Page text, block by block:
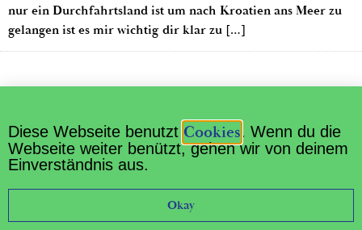
nur ein Durchfahrtsland ist um nach Kroatien ans Meer zu
gelangen ist es mir wichtig dir klar zu […]
About Us
Diese Webseite benutzt Cookies. Wenn du die
Webseite weiter benützt, gehen wir von deinem
Einverständnis aus.
Okay